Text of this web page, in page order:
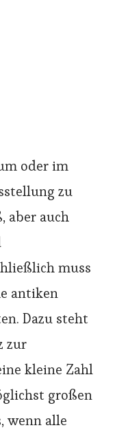
oder im
zu
aber auch
muss
antiken
Dazu steht
zur
kleine Zahl
großen
wenn alle